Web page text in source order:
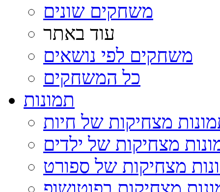
משחקים שונים
עוד באתר
משחקים לפי נושאים
כל המשחקים
תמונות
מצחיקות של חיות
מצחיקות של ילדים
מצחיקות של ספורט